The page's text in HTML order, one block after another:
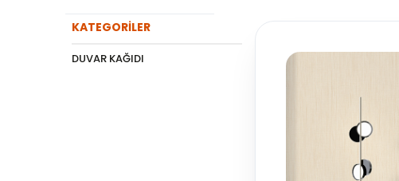
KATEGORİLER
DUVAR KAĞIDI